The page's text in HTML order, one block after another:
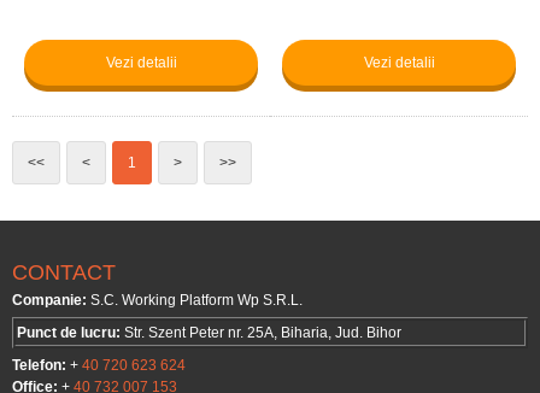
Vezi detalii Vezi detalii
<< < 1 > >>
CONTACT
Companie: S.C. Working Platform Wp S.R.L.
Punct de lucru: Str. Szent Peter nr. 25A, Biharia, Jud. Bihor
Telefon: + 40 720 623 624
Office: + 40 732 007 153